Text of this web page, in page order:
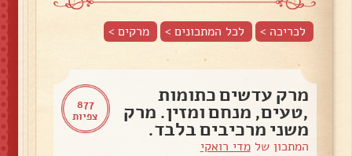
לכריכה > לכל המתכונים > מרקים>
877
צפיות
מרק עדשים כתומות
,טעים, מנחם ומזין. מרק
משני מרכיבים בלבד.
המתכון שלמדי רואקי